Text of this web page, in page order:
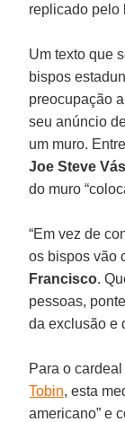
replicado pelo
Um texto que
bispos
preocupação
seu anúncio
um muro.
Joe Steve
do muro
“Em vez de
os bispos vão
Francisco.
pessoas,
da exclusão e
Para o
Tobin, esta
americano” e